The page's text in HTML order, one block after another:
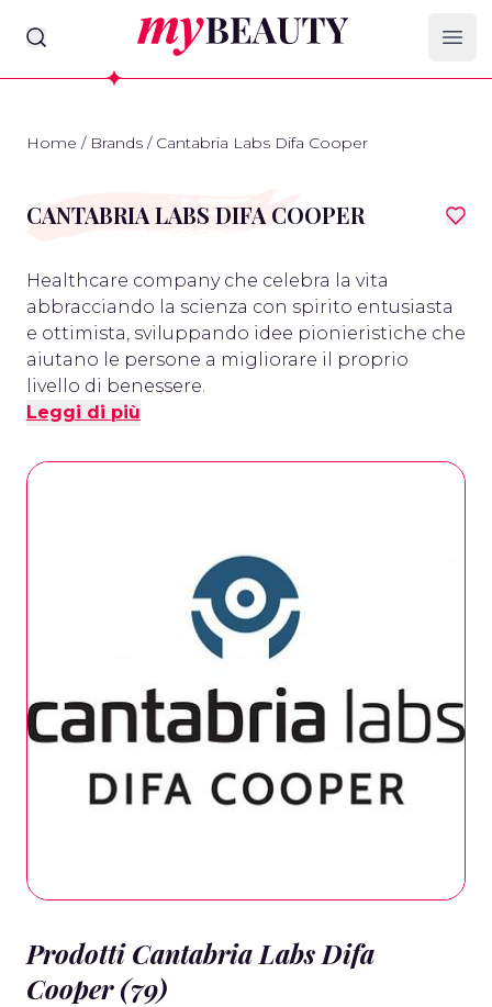
myBeauty
Home / Brands / Cantabria Labs Difa Cooper
CANTABRIA LABS DIFA COOPER
Healthcare company che celebra la vita
abbracciando la scienza con spirito entusiasta
e ottimista, sviluppando idee pionieristiche che
aiutano le persone a migliorare il proprio
livello di benessere.
Leggi di più
Prodotti Cantabria Labs Difa
Cooper (79)